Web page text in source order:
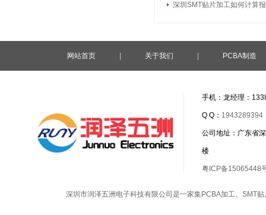
深圳SMT贴片加工如何计算
网站首页 关于我们 PCBA制造
手机：龙经理：
Q Q： 1943289394
公司地址：广东省
楼
粤ICP备15065448
深圳市润泽五洲电子科技有限公司是一家集PCBA加工、 SMT贴